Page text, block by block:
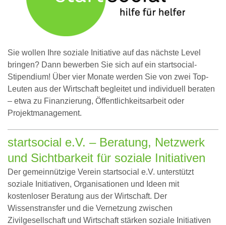
Sie wollen Ihre soziale Initiative auf das nächste Level
bringen? Dann bewerben Sie sich auf ein startsocial-
Stipendium! Über vier Monate werden Sie von zwei Top-
Leuten aus der Wirtschaft begleitet und individuell beraten
– etwa zu Finanzierung, Öffentlichkeitsarbeit oder
Projektmanagement.
startsocial e.V. – Beratung, Netzwerk
und Sichtbarkeit für soziale Initiativen
Der gemeinnützige Verein startsocial e.V. unterstützt
soziale Initiativen, Organisationen und Ideen mit
kostenloser Beratung aus der Wirtschaft. Der
Wissenstransfer und die Vernetzung zwischen
Zivilgesellschaft und Wirtschaft stärken soziale Initiativen